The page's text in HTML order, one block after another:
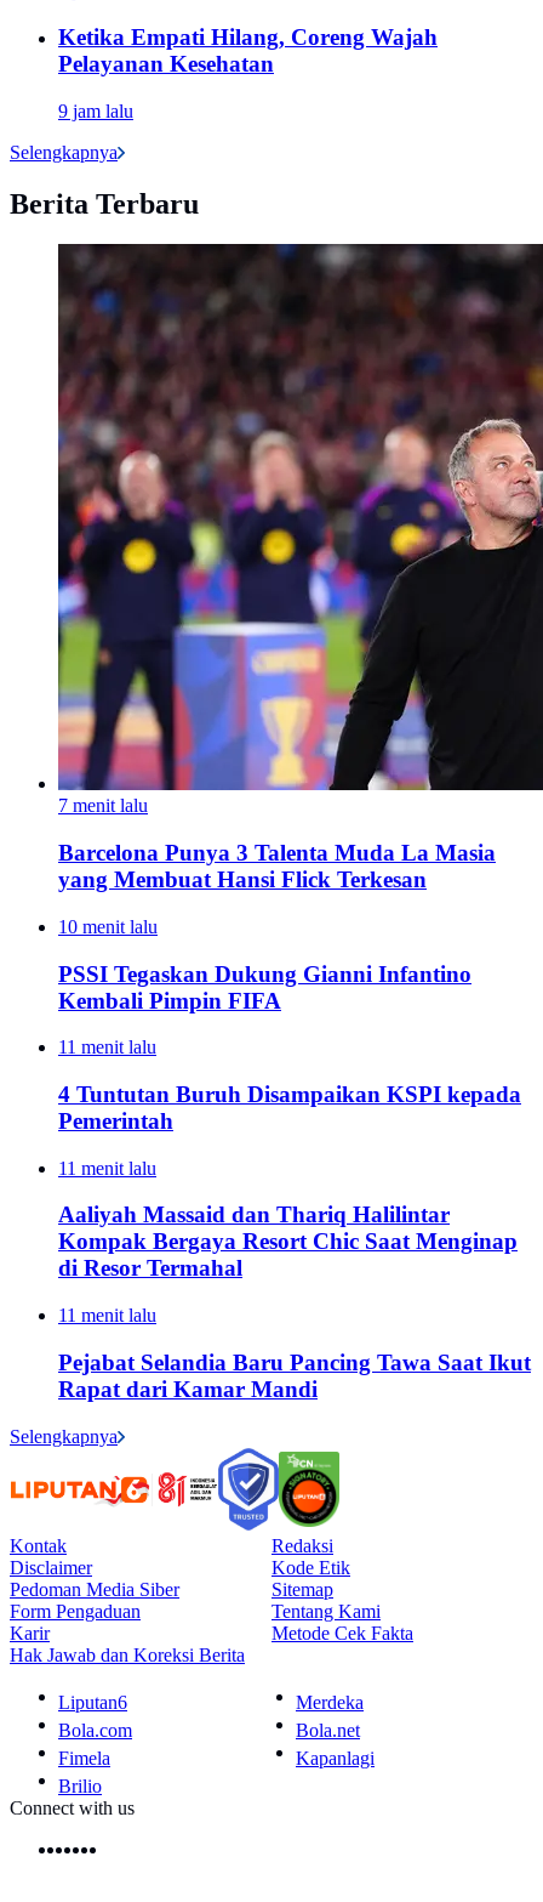
Ketika Empati Hilang, Coreng Wajah
Pelayanan Kesehatan
9 jam lalu
Selengkapnya
Berita Terbaru
7 menit lalu
Barcelona Punya 3 Talenta Muda La Masia
yang Membuat Hansi Flick Terkesan
10 menit lalu
PSSI Tegaskan Dukung Gianni Infantino
Kembali Pimpin FIFA
11 menit lalu
4 Tuntutan Buruh Disampaikan KSPI kepada
Pemerintah
11 menit lalu
Aaliyah Massaid dan Thariq Halilintar
Kompak Bergaya Resort Chic Saat Menginap
di Resor Termahal
11 menit lalu
Pejabat Selandia Baru Pancing Tawa Saat Ikut
Rapat dari Kamar Mandi
Selengkapnya
Kontak
Redaksi
Disclaimer
Kode Etik
Pedoman Media Siber
Sitemap
Form Pengaduan
Tentang Kami
Karir
Metode Cek Fakta
Hak Jawab dan Koreksi Berita
Liputan6
Merdeka
Bola.com
Bola.net
Fimela
Kapanlagi
Brilio
Connect with us